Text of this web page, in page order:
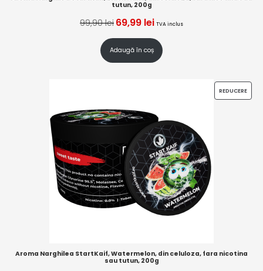
tutun, 200g
99,90lei 69,99 lei TVA inclus
Adaugă în coș
Aroma Narghilea StartKaif, Watermelon, din celuloza, fara nicotina
sau tutun, 200g
REDUCERE